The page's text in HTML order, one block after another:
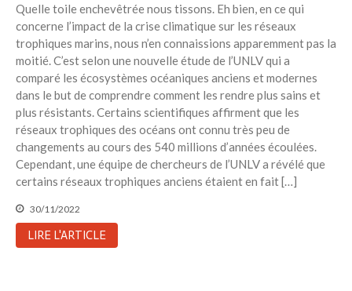
Quelle toile enchevêtrée nous tissons. Eh bien, en ce qui
concerne l’impact de la crise climatique sur les réseaux
trophiques marins, nous n’en connaissions apparemment pas la
moitié. C’est selon une nouvelle étude de l’UNLV qui a
comparé les écosystèmes océaniques anciens et modernes
dans le but de comprendre comment les rendre plus sains et
plus résistants. Certains scientifiques affirment que les
réseaux trophiques des océans ont connu très peu de
changements au cours des 540 millions d’années écoulées.
Cependant, une équipe de chercheurs de l’UNLV a révélé que
certains réseaux trophiques anciens étaient en fait […]
30/11/2022
LIRE L'ARTICLE